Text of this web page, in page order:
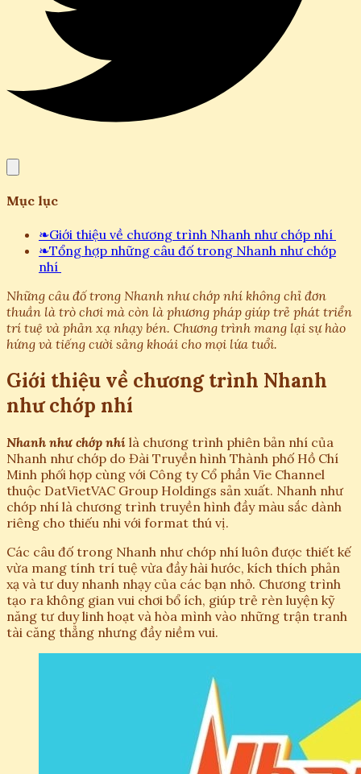
Mục lục
❧Giới thiệu về chương trình Nhanh như chớp nhí
❧Tổng hợp những câu đố trong Nhanh như chớp
nhí
Những câu đố trong Nhanh như chớp nhí không chỉ đơn
thuần là trò chơi mà còn là phương pháp giúp trẻ phát triển
trí tuệ và phản xạ nhạy bén. Chương trình mang lại sự hào
hứng và tiếng cười sảng khoái cho mọi lứa tuổi.
Giới thiệu về chương trình Nhanh
như chớp nhí
Nhanh như chớp nhí là chương trình phiên bản nhí của
Nhanh như chớp do Đài Truyền hình Thành phố Hồ Chí
Minh phối hợp cùng với Công ty Cổ phần Vie Channel
thuộc DatVietVAC Group Holdings sản xuất. Nhanh như
chớp nhí là chương trình truyền hình đầy màu sắc dành
riêng cho thiếu nhi với format thú vị.
Các câu đố trong Nhanh như chớp nhí luôn được thiết kế
vừa mang tính trí tuệ vừa đầy hài hước, kích thích phản
xạ và tư duy nhanh nhạy của các bạn nhỏ. Chương trình
tạo ra không gian vui chơi bổ ích, giúp trẻ rèn luyện kỹ
năng tư duy linh hoạt và hòa mình vào những trận tranh
tài căng thẳng nhưng đầy niềm vui.